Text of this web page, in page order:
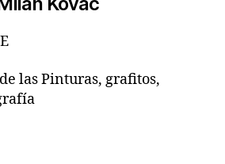
las Pinturas, grafitos,